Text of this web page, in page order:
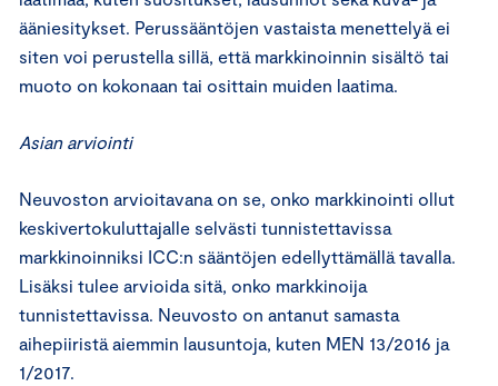
ääniesitykset. Perussääntöjen vastaista menettelyä ei
siten voi perustella sillä, että markkinoinnin sisältö tai
muoto on kokonaan tai osittain muiden laatima.
Asian arviointi
Neuvoston arvioitavana on se, onko markkinointi ollut
keskivertokuluttajalle selvästi tunnistettavissa
markkinoinniksi ICC:n sääntöjen edellyttämällä tavalla.
Lisäksi tulee arvioida sitä, onko markkinoija
tunnistettavissa. Neuvosto on antanut samasta
aihepiiristä aiemmin lausuntoja, kuten MEN 13/2016 ja
1/2017.